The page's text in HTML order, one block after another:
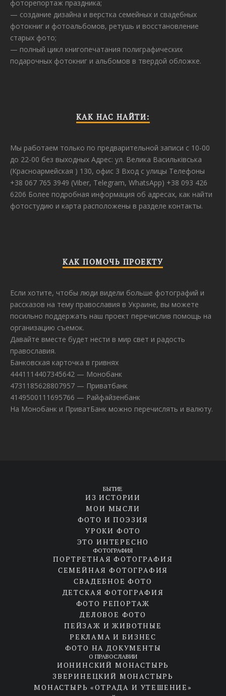
фоторепортаж праздника;
— создание дизайна и верстка семейных и свадебных
фотокниг и фотоальбомов, ретушь и восстановление
старых фото;
— полный цикл книгопечатания полиграфических
подарочных фотокниг и альбомов в твердой обложке.
КАК НАС НАЙТИ:
Мы работаем только по предварительной записи с 10-00
до 22-00 без выходных Адрес: ул. Велика Васильківська
(Красноармейская ) 130, офис 3 Вход с улицы Телефоны
+38 067 765 3949 (Viber, Telegram, WhatsApp) +38 093 426
6206 Более подробная информация об адресах, как найти
фотостудию и карта расположены в разделе контакты.
КАК ПОМОЧЬ ПРОЕКТУ
Если хотите, чтобы люди видели больше фотографий и
рассказов на тему православия в Украине, вы можете
посильно поддержать наш проект перечислив помощь на
организацию съемок.
Давайте вместе будет нести в мир свет и радость
православия.
Банковская карточка в гривнях
4441114407345642 — Монобанк
4731185628807957 — Приватбанк
4149500111695766 — Райфайзенбанк
На Монобанк и ПриватБанк можно перечислять и валюту.
БЫТИЕ
ИЗ ИСТОРИИ
МОИ МЫСЛИ
ФОТО И ПОЭЗИЯ
УРОКИ ФОТО
ЭТО ИНТЕРЕСНО
ФОТОГРАФИЯ
ПОРТРЕТНАЯ ФОТОГРАФИЯ
СЕМЕЙНАЯ ФОТОГРАФИЯ
СВАДЕБНОЕ ФОТО
ДЕТСКАЯ ФОТОГРАФИЯ
ФОТО РЕПОРТАЖ
ДЕЛОВОЕ ФОТО
ПЕЙЗАЖ И ЖИВОТНЫЕ
РЕКЛАМА И БИЗНЕС
ФОТО НА ДОКУМЕНТЫ
О ПРАВОСЛАВИИ
ИОНИНСКИЙ МОНАСТЫРЬ
ЗВЕРИНЕЦКИЙ МОНАСТЫРЬ
МОНАСТЫРЬ «ОТРАДА И УТЕШЕНИЕ»